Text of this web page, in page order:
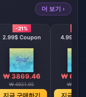
더 보기 ›
-21%
2.99$ Coupon
₩ 3869.46
₩ 4921.95
지금 구매하기
4.99$
₩
₩
지금 구